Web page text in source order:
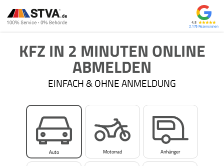
4,8
2.175
KFZ IN 2 MINUTEN ONLINE
ABMELDEN
EINFACH & OHNE ANMELDUNG
Auto Motorrad Anhänger